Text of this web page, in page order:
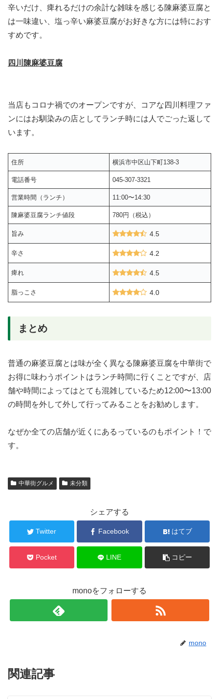
辛いだけ、痺れるだけの余計な雑味を感じる陳麻婆豆腐と
は一味違い、塩っ辛い麻婆豆腐がお好きな方には特におす
すめです。
四川陳麻婆豆腐
当店もコロナ禍でのオープンですが、コアな四川料理ファ
ンにはお馴染みの店としてランチ時には人でごった返して
います。
住所 横浜市中区山下町138-3
電話番号 045-307-3321
営業時間（ランチ） 11:00〜14:30
陳麻婆豆腐ランチ値段 780円（税込）
旨み 4.5
辛さ 4.2
痺れ 4.5
脂っこさ 4.0
まとめ
普通の麻婆豆腐とは味が全く異なる陳麻婆豆腐を中華街で
お得に味わうポイントはランチ時間に行くことですが、店
舗や時間によってはとても混雑しているため12:00〜13:00
の時間を外して外して行ってみることをお勧めします。
なぜか全ての店舗が近くにあるっているのもポイント！で
す。
中華街グルメ 未分類
シェアする
Twitter Facebook はてブ
Pocket LINE コピー
monoをフォローする
mono
関連記事